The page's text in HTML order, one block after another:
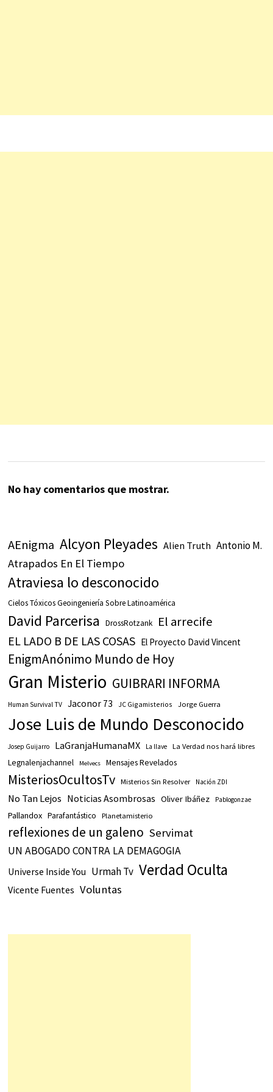
No hay comentarios que mostrar.
AEnigma Alcyon Pleyades Alien Truth Antonio M.
Atrapados En El Tiempo
Atraviesa lo desconocido
Cielos Tóxicos Geoingeniería Sobre Latinoamérica
David Parcerisa DrossRotzank El arrecife
EL LADO B DE LAS COSAS El Proyecto David Vincent
EnigmAnónimo Mundo de Hoy
Gran Misterio GUIBRARI INFORMA
Human Survival TV Jaconor 73 JC Gigamisterios Jorge Guerra
Jose Luis de Mundo Desconocido
Josep Guijarro LaGranjaHumanaMX La llave La Verdad nos hará libres
Legnalenjachannel Melvecs Mensajes Revelados
MisteriosOcultosTv Misterios Sin Resolver Nación ZDI
No Tan Lejos Noticias Asombrosas Oliver Ibáñez Pablogonzae
Pallandox Parafantástico Planetamisterio
reflexiones de un galeno Servimat
UN ABOGADO CONTRA LA DEMAGOGIA
Universe Inside You Urmah Tv Verdad Oculta
Vicente Fuentes Voluntas